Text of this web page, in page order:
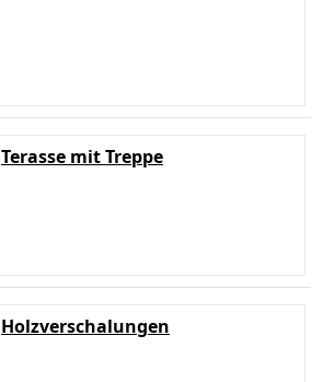
Terasse mit Treppe
Holzverschalungen